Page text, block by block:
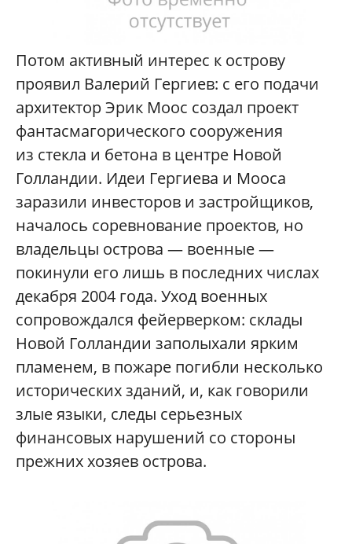
Потом активный интерес к острову
проявил Валерий Гергиев: с его подачи
архитектор Эрик Моос создал проект
фантасмагорического сооружения
из стекла и бетона в центре Новой
Голландии. Идеи Гергиева и Мооса
заразили инвесторов и застройщиков,
началось соревнование проектов, но
владельцы острова — военные —
покинули его лишь в последних числах
декабря 2004 года. Уход военных
сопровождался фейерверком: склады
Новой Голландии заполыхали ярким
пламенем, в пожаре погибли несколько
исторических зданий, и, как говорили
злые языки, следы серьезных
финансовых нарушений со стороны
прежних хозяев острова.